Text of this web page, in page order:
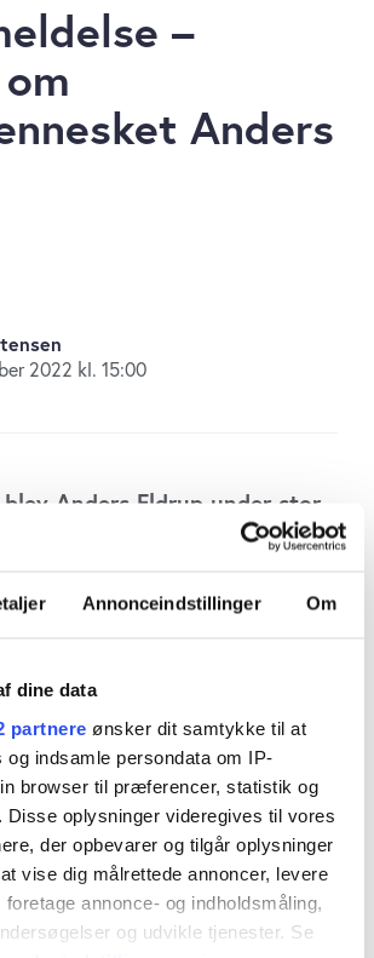
Annonceindstillinger Om
dine data
partnere ønsker dit samtykke til at
og indsamle persondata om IP-
browser til præferencer, statistik og
Disse oplysninger videregives til vores
der opbevarer og tilgår oplysninger
vise dig målrettede annoncer, levere
annonce- og indholdsmåling,
og udvikle tjenester. Se
–
Anders
2022 kl. 15:00
Anders Eldrup under stor
sin direktørpost i DONG
sikret sig 20 mio. kr. ved
selvom han selv sagde op.
offentligheden, men set i
forinden nok så
i 2001. Han havde tænkt det